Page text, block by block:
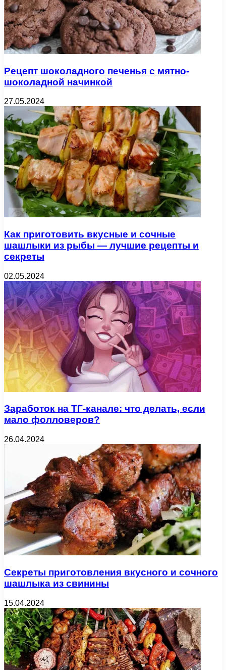
Рецепт шоколадного печенья с мятно-
шоколадной начинкой
27.05.2024
Как приготовить вкусные и сочные
шашлыки из рыбы — лучшие рецепты и
секреты
02.05.2024
Заработок на ТГ-канале: что делать, если
мало фолловеров?
26.04.2024
Секреты приготовления вкусного и сочного
шашлыка из свинины
15.04.2024